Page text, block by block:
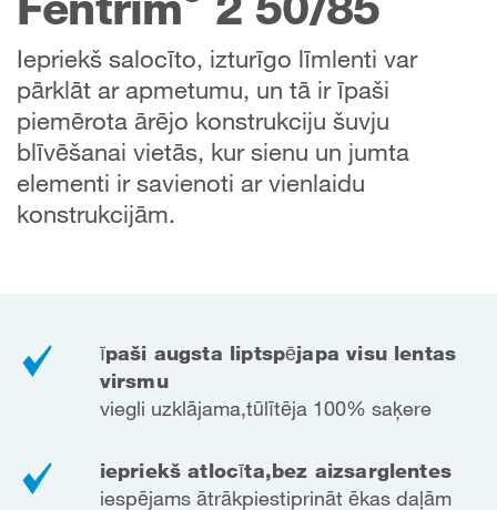
Iepriekš salocīto, izturīgo līmlenti var
pārklāt ar apmetumu, un tā ir īpaši
piemērota ārējo konstrukciju šuvju
blīvēšanai vietās, kur sienu un jumta
elementi ir savienoti ar vienlaidu
konstrukcijām.
īpaši augsta liptspējapa visu lentas
virsmu
viegli uzklājama,tūlītēja 100% saķere
iepriekš atlocīta,bez aizsarglentes
iespējams ātrākpiestiprināt ēkas daļām